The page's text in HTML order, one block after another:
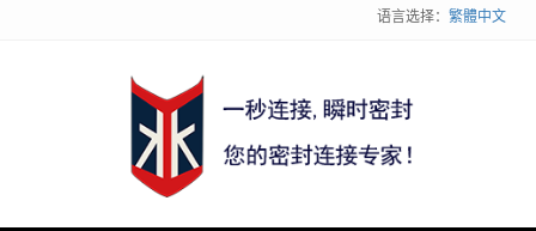
语言选择： 繁體中文